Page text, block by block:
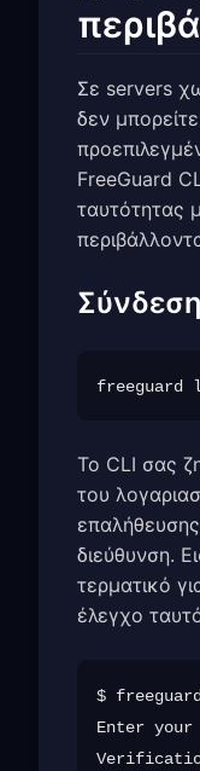
Σε servers
δεν
FreeGuard
ταυτότητας
Το CLI σας
του
διεύθυνση.
τερματικό
έλεγχο
$
Enter